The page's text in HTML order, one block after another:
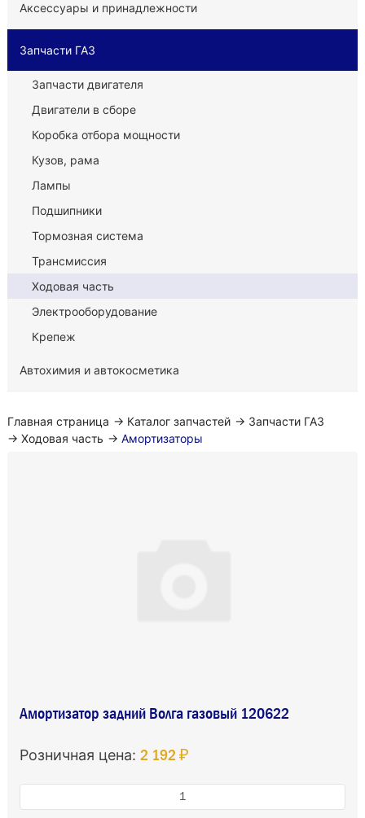
Аксессуары и принадлежности
Запчасти ГАЗ
Запчасти двигателя
Двигатели в сборе
Коробка отбора мощности
Кузов, рама
Лампы
Подшипники
Тормозная система
Трансмиссия
Ходовая часть
Электрооборудование
Крепеж
Автохимия и автокосметика
Главная страница → Каталог запчастей → Запчасти ГАЗ
→ Ходовая часть → Амортизаторы
Амортизатор задний Волга газовый 120622
Розничная цена: 2 192 ₽